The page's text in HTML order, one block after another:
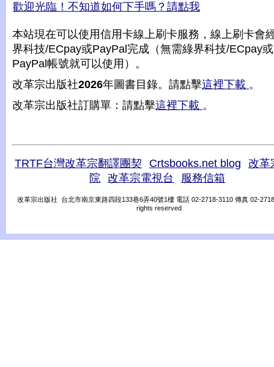
歡迎光臨！不知道如何下手嗎？請點我
本站現在可以使用信用卡線上刷卡服務，線上刷卡會
界科技/ECpay或PayPal完成（無需綠界科技/ECpay或
PayPal帳號就可以使用）。
改革宗出版社2026年圖書目錄。請點擊這裡下載 。
改革宗出版社訂購單：請點擊這裡下載 。
TRTF台灣改革宗翻譯團契 Crtsbooks.net blog
改革
院
改革宗電視台 服務信箱
改革宗出版社 台北市南京東路四段133巷6弄40號1樓 電話 02-2718-3110 傳真 02-
rights reserved